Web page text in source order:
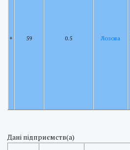
+ 59 0.5 Лозова
Дані підприємств(а)